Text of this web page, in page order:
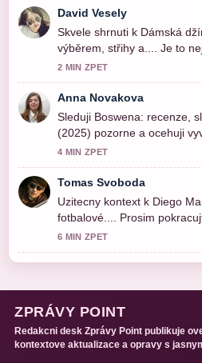
David Vesely
Skvele shrnuti k Dámská
výběrem, střihy a.... Je to
jsem dnes videl.
2 MIN ZPET
Anna Novakova
Sleduji Boswena: recenze,
(2025) pozorne a ocehuji
4 MIN ZPET
Tomas Svoboda
Uzitecny kontext k Diego
fotbalové.... Prosim
aktualizacich.
6 MIN ZPET
ZPRÁVY POINT
Redakcni desk Zprávy Point publikuje
kontextove aktualizace a opravy s